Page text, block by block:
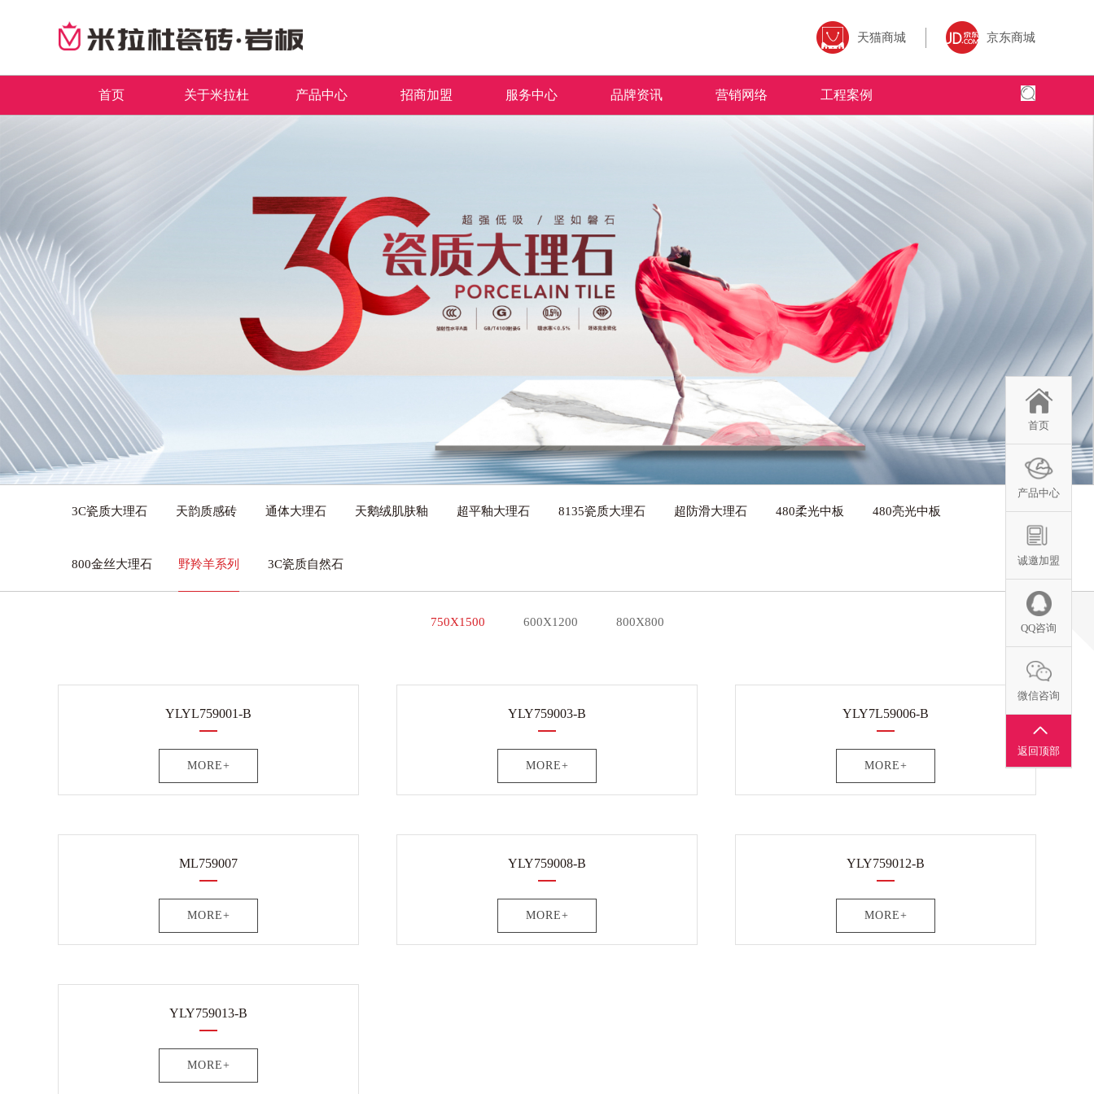
天猫商城 京东商城
首页 关于米拉杜
董事长致辞
发展历程
米拉杜陶瓷秉承“匠人之心 沉淀于瓷”的品牌
理念，以及“百变风格 时尚演绎”的产品理
产品中心
畅销产品
产品覆盖各种规格的通体大理石、金丝大理
石、生态大理石、双层瓷抛砖、镜面瓷片等上
招商加盟
合作流程
加盟申请
米拉杜陶瓷一直秉承以产品品质为核心,以全
面的服务方式为保障，形成特有的三大售前、
售中、售后杰出服务体系，得到了广大经销商
服务中心
经销商专区
人才招聘
热情、全面、快捷，本公司以更加出色的态度
提供优质的服务，赢得了广大客户的高度评价
和信赖。
品牌资讯
米拉杜陶瓷借助于互联网特性来实现一定营销
目标，品牌资讯在整个品牌传播过程中起着举
足轻重的作用。
营销网络
米拉杜陶瓷营销网络遍布全国，为千家万
造了无数个舒适的人居环境。
工程案例
全国工程
首页
产品中心
诚邀加盟
QQ咨询
微信咨询
返回顶部
3C瓷质大理石 天韵质感砖 通体大理石 天鹅绒肌肤釉 超平釉大理石 8135瓷质大理石 超防滑大理石 480柔光中板 480亮光中板
800金丝大理石 野羚羊系列 3C瓷质自然石
750X1500 600X1200 800X800
YLYL759001-B
MORE+
YLY759003-B
MORE+
YLY7L59006-B
MORE+
ML759007
MORE+
YLY759008-B
MORE+
YLY759012-B
MORE+
YLY759013-B
MORE+